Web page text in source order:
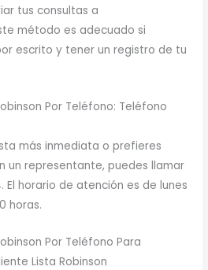
tus consultas a
método es adecuado si
escrito y tener un registro de tu
Por Teléfono: Teléfono
más inmediata o prefieres
un representante, puedes llamar
El horario de atención es de lunes
horas.
Por Teléfono Para
Lista Robinson